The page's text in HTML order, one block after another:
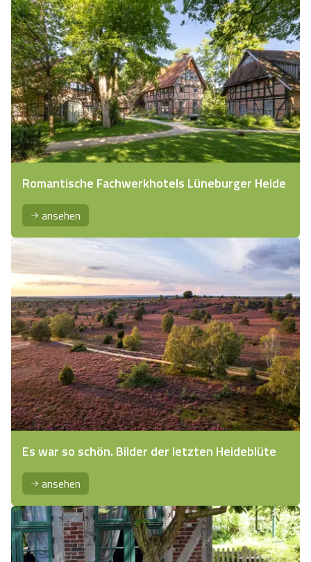
Romantische Fachwerkhotels Lüneburger Heide
ansehen
Es war so schön. Bilder der letzten Heideblüte
ansehen